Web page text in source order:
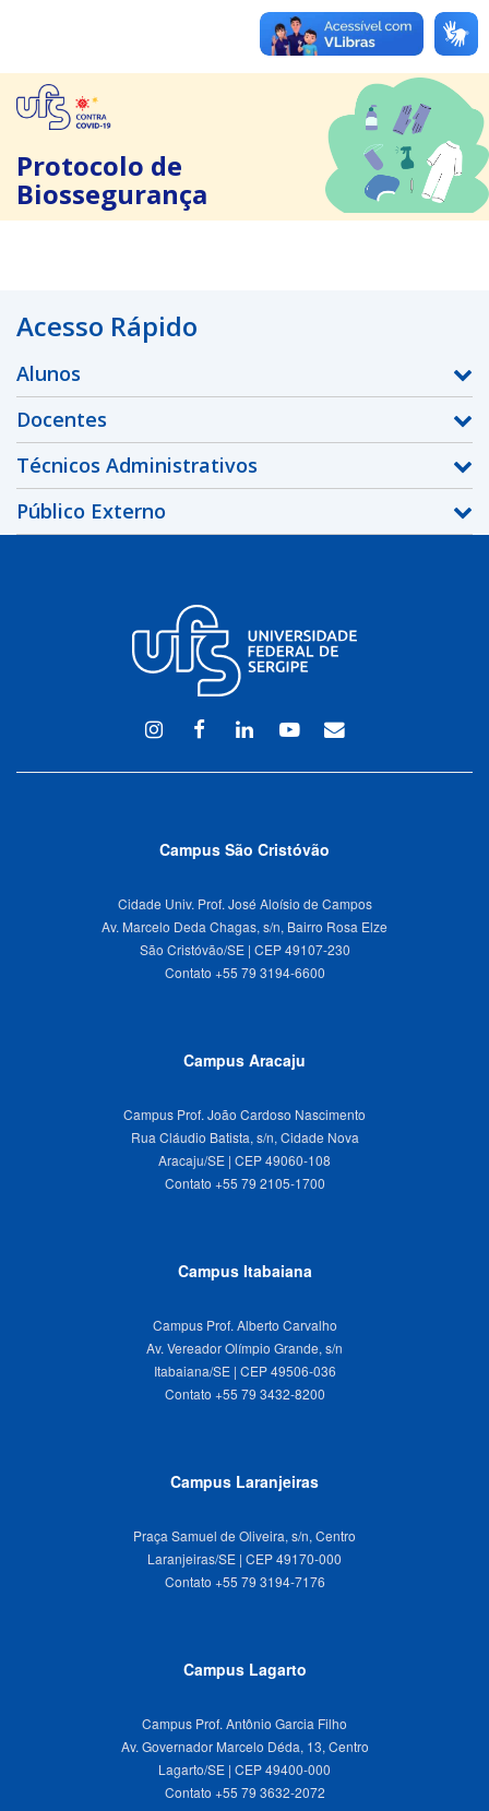
Protocolo de
Biossegurança
Acesso Rápido
Alunos
Docentes
Técnicos Administrativos
Público Externo
InstagramFacebook
LinkedinYoutubeWEBMAIL
Campus São Cristóvão
Cidade Univ. Prof. José Aloísio de Campos
Av. Marcelo Deda Chagas, s/n, Bairro Rosa Elze
São Cristóvão/SE | CEP 49107-230
Campus Aracaju
Campus Prof. João Cardoso Nascimento
Rua Cláudio Batista, s/n, Cidade Nova
Aracaju/SE | CEP 49060-108
Campus Itabaiana
Campus Prof. Alberto Carvalho
Av. Vereador Olímpio Grande, s/n
Itabaiana/SE | CEP 49506-036
Campus Laranjeiras
Praça Samuel de Oliveira, s/n, Centro
Laranjeiras/SE | CEP 49170-000
Campus Lagarto
Campus Prof. Antônio Garcia Filho
Av. Governador Marcelo Déda, 13, Centro
Lagarto/SE | CEP 49400-000